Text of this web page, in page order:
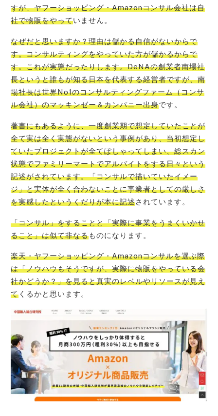
すが、ヤフーショッピング・Amazonコンサル会社は自
社で物販をやっていません。
なぜだと思いますか？理由は儲かる自信がないからで
す。コンサルティングをやっていた方が儲かるからで
す。これが実態だったりします。DeNAの創業者南場社
長というと誰もが知る日本を代表する経営者ですが、南
場社長は世界No1のコンサルティングファーム（コンサ
ル会社）のマッキンゼー＆カンパニー出身です。
著書にもあるように、一度創業期で想定していたことが
全て実は全く実態がないという事例があり、当初想定し
ていたプロジェクトが全てぽしゃってしまい、総スカン
状態でファミリーマートでアルバイトをする日々という
記述がされています。「コンサルで描いていたイメー
ジ」と実体が全く合わないことに事業者としての厳しさ
を実感したというくだりが本に記述されています。
「コンサル」をすることと「実際に事業をうまくいかせ
ること」は似て非なるものになります。
楽天・ヤフーショッピング・Amazonコンサルを選ぶ際
は「ノウハウもそうですが、実際に物販をやっている会
社かどうか？」を見ると真実のレベルやリソースが見え
て くるかと思います。